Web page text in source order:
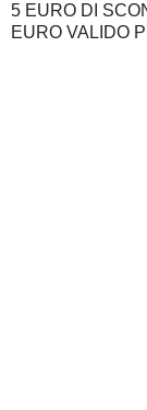
5 EURO DI
EURO VALIDO